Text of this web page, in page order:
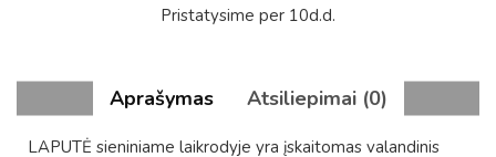
Pristatysime per 10d.d.
Aprašymas Atsiliepimai (0)
LAPUTĖ sieniniame laikrodyje yra įskaitomas valandinis